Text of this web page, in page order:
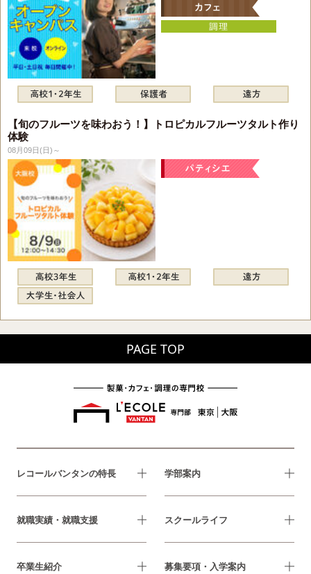
【旬のフルーツを味わおう！】トロピカルフルーツタルト作り
体験
08月09日(日)～
PAGE TOP
レコールバンタンの特長 学部案内
就職実績・就職支援 スクールライフ
卒業生紹介 募集要項・入学案内